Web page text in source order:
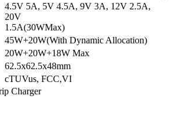
4.5V 5A, 5V 4.5A, 9V 3A, 12V 2.5A,
20V
1.5A(30WMax)
45W+20W(With Dynamic Allocation)
20W+20W+18W Max
62.5x62.5x48mm
cTUVus, FCC,VI